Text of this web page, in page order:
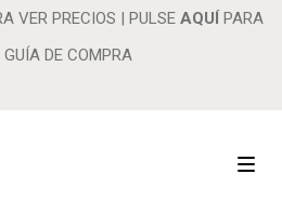
VER PRECIOS | PULSE AQUÍ PARA
DE COMPRA